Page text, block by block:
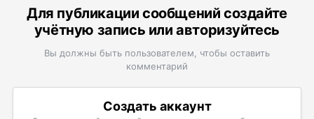
Для публикации сообщений создайте
учётную запись или авторизуйтесь
Вы должны быть пользователем, чтобы оставить
комментарий
Создать аккаунт